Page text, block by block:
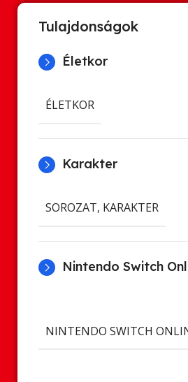
Tulajdonságok
Életkor
ÉLETKOR
Karakter
SOROZAT, KARAKTER
Nintendo Switch
NINTENDO SWITCH